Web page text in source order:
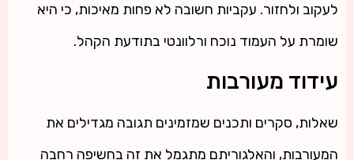
לעקוב ולחזור. עקביות חשובה לא פחות מאיכות, כי היא
שומרת על העמוד נוכח ורלוונטי בתודעת הקהל.
עידוד מעורבות
שאלות, סקרים ותכנים שמזמינים תגובה מגדילים את
המעורבות, והאלגוריתם מתגמל את זה בחשיפה רחבה